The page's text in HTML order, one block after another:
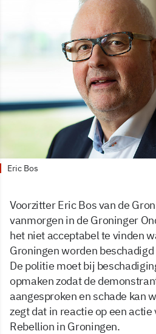
Eric Bos
Voorzitter Eric Bos van de
vanmorgen in de Groninger
het niet acceptabel te vinden
Groningen worden
De politie moet bij
opmaken zodat de
aangesproken en schade kan
zegt dat in reactie op een actie
Rebellion in Groningen.